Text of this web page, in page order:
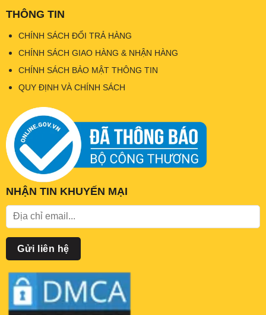
THÔNG TIN
CHÍNH SÁCH ĐỔI TRẢ HÀNG
CHÍNH SÁCH GIAO HÀNG & NHẬN HÀNG
CHÍNH SÁCH BẢO MẬT THÔNG TIN
QUY ĐỊNH VÀ CHÍNH SÁCH
NHẬN TIN KHUYẾN MẠI